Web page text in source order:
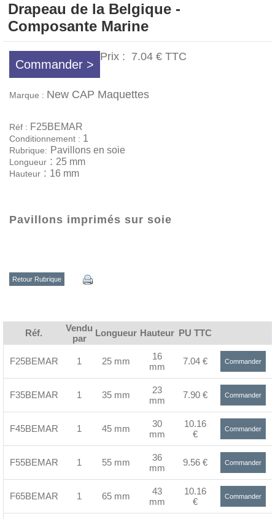
Drapeau de la Belgique -
Composante Marine
Commander >
Prix : 7.04 € TTC
Marque : New CAP Maquettes
Réf : F25BEMAR
Conditionnement : 1
Rubrique: Pavillons en soie
Longueur : 25 mm
Hauteur : 16 mm
Pavillons imprimés sur soie
Retour Rubrique
Réf.
Vendu
par
Longueur Hauteur PU TTC
F25BEMAR 1 25 mm
16
mm
7.04 €
Commander
F35BEMAR 1 35 mm
23
mm
7.90 €
Commander
F45BEMAR 1 45 mm
30
mm
10.16
€
Commander
F55BEMAR 1 55 mm
36
mm
9.56 €
Commander
F65BEMAR 1 65 mm
43
mm
10.16
€
Commander